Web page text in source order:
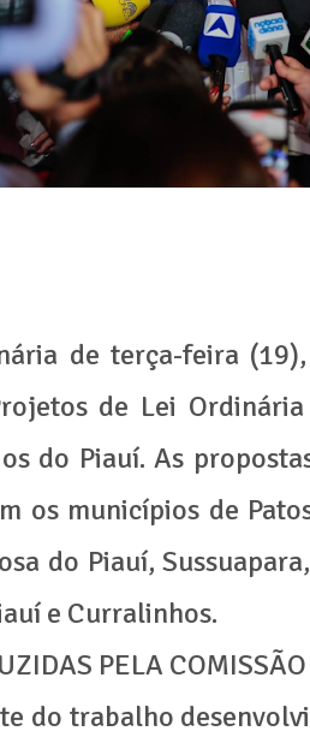
de terça-feira
de Lei
do Piauí. As
os municípios de
do Piauí,
e Curralinhos.
PELA
do trabalho